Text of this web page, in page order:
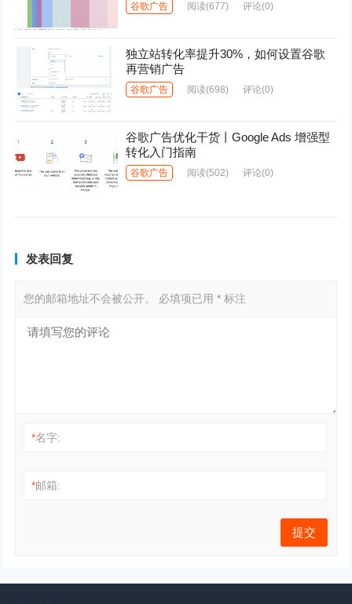
谷歌广告 阅读(677) 评论(0)
独立站转化率提升30%，如何设置谷歌
再营销广告
谷歌广告 阅读(698) 评论(0)
谷歌广告优化干货丨Google Ads 增强型
转化入门指南
谷歌广告 阅读(502) 评论(0)
发表回复
您的邮箱地址不会被公开。 必填项已用* 标注
*名字:
*邮箱: